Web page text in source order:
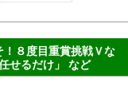
８度目重賞挑戦Ｖな
せるだけ」 など